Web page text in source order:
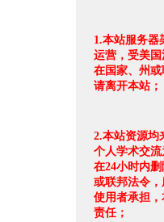
1.本站服务器
运营，受美
在国家、州或
请离开本站；
2.本站资源均
个人学术交
在24小时内
或联邦法令
使用者承担
责任；